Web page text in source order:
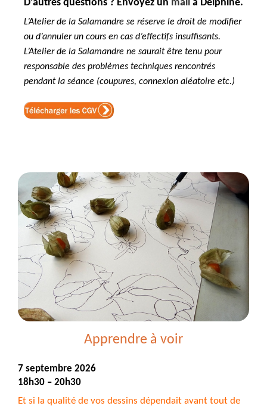
D’autres questions ? Envoyez un mail à Delphine.
L’Atelier de la Salamandre se réserve le droit de modifier
ou d’annuler un cours en cas d’effectifs insuffisants.
L’Atelier de la Salamandre ne saurait être tenu pour
responsable des problèmes techniques rencontrés
pendant la séance (coupures, connexion aléatoire etc.)
Apprendre à voir
7 septembre 2026
18h30 – 20h30
Et si la qualité de vos dessins dépendait avant tout de